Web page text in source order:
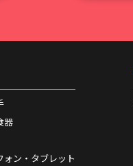
器
ォン・タブレット